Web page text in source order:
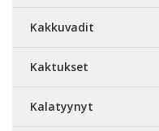
Kakkuvadit
Kaktukset
Kalatyynyt